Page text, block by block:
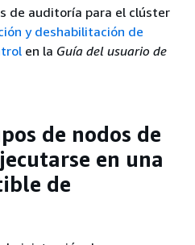
de auditoría para el clúster
y deshabilitación de
en la Guía del usuario de
de nodos de
en una
de